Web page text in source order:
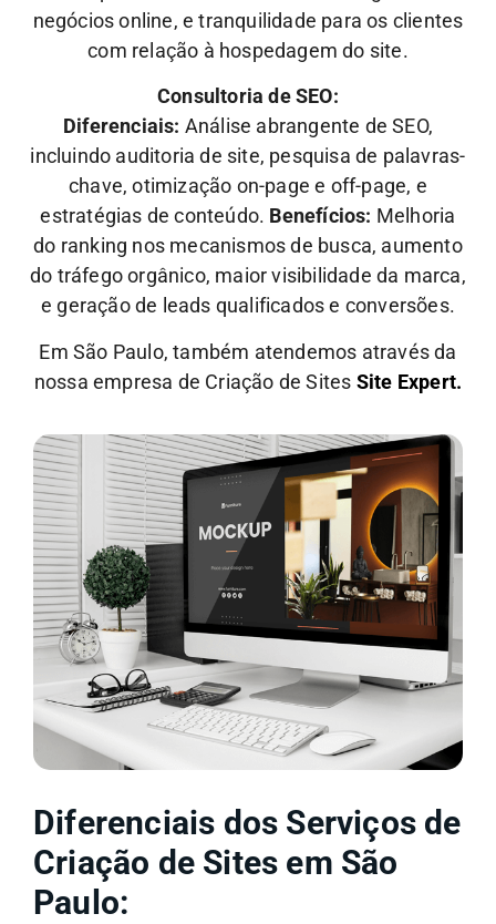
negócios online, e tranquilidade para os clientes
com relação à hospedagem do site.
Consultoria de SEO:
Diferenciais: Análise abrangente de SEO,
incluindo auditoria de site, pesquisa de palavras-
chave, otimização on-page e off-page, e
estratégias de conteúdo. Benefícios: Melhoria
do ranking nos mecanismos de busca, aumento
do tráfego orgânico, maior visibilidade da marca,
e geração de leads qualificados e conversões.
Em São Paulo, também atendemos através da
nossa empresa de Criação de Sites Site Expert.
Diferenciais dos Serviços de
Criação de Sites em São
Paulo: